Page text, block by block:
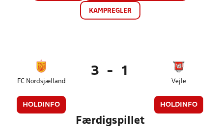
KAMPREGLER
FC Nordsjælland
HOLDINFO
3 - 1
Vejle
HOLDINFO
Færdigspillet